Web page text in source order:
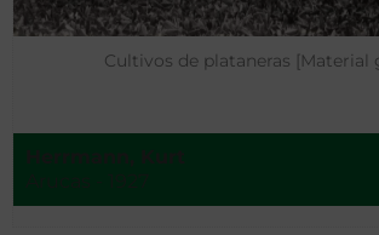
Cultivos de plataneras [Material